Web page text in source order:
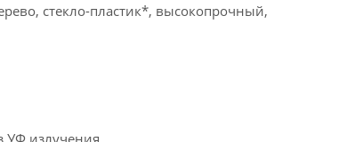
стекло-пластик*, высокопрочный,
УФ излучения